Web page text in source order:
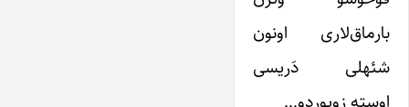
بارماق‌لاری اونون
شئهلی دَریسی
اوسته زویوردو…